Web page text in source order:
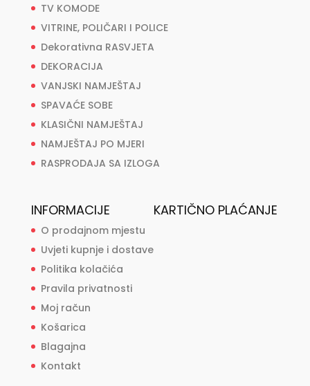
TV KOMODE
VITRINE, POLIČARI I POLICE
Dekorativna RASVJETA
DEKORACIJA
VANJSKI NAMJEŠTAJ
SPAVAĆE SOBE
KLASIČNI NAMJEŠTAJ
NAMJEŠTAJ PO MJERI
RASPRODAJA SA IZLOGA
INFORMACIJE
O prodajnom mjestu
Uvjeti kupnje i dostave
Politika kolačića
Pravila privatnosti
Moj račun
Košarica
Blagajna
Kontakt
KARTIČNO PLAĆANJE